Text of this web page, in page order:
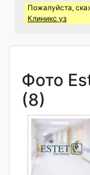
Пожалуйста,
Клиникс уз
Фото
(8)